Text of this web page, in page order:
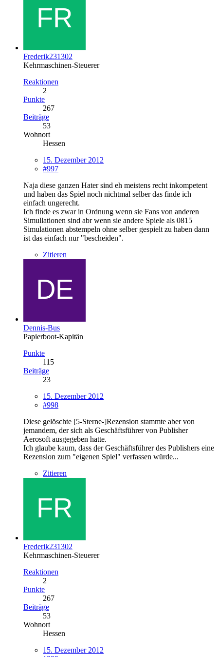
Frederik231302
Kehrmaschinen-Steuerer
Reaktionen
2
Punkte
267
Beiträge
53
Wohnort
Hessen
15. Dezember 2012
#997
Naja diese ganzen Hater sind eh meistens recht inkompetent
und haben das Spiel noch nichtmal selber das finde ich
einfach ungerecht.
Ich finde es zwar in Ordnung wenn sie Fans von anderen
Simullationen sind abr wenn sie andere Spiele als 0815
Simulationen abstempeln ohne selber gespielt zu haben dann
ist das einfach nur "bescheiden".
Zitieren
Dennis-Bus
Papierboot-Kapitän
Punkte
115
Beiträge
23
15. Dezember 2012
#998
Diese gelöschte [5-Sterne-]Rezension stammte aber von
jemandem, der sich als Geschäftsführer von Publisher
Aerosoft ausgegeben hatte.
Ich glaube kaum, dass der Geschäftsführer des Publishers eine
Rezension zum "eigenen Spiel" verfassen würde...
Zitieren
Frederik231302
Kehrmaschinen-Steuerer
Reaktionen
2
Punkte
267
Beiträge
53
Wohnort
Hessen
15. Dezember 2012